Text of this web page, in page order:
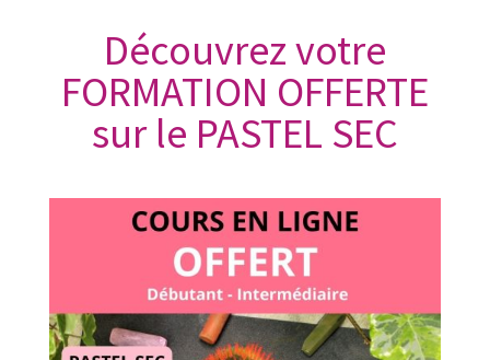
Découvrez votre
FORMATION OFFERTE
sur le PASTEL SEC